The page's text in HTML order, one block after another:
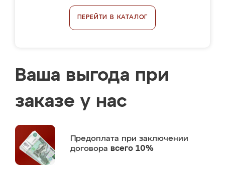
ПЕРЕЙТИ В КАТАЛОГ
Ваша выгода при
заказе у нас
Предоплата при заключении
договора всего 10%